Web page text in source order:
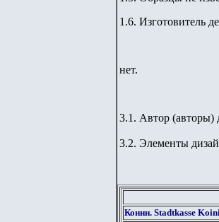
1.6. Изготовитель
нет.
3.1. Автор (авторы)
3.2. Элементы
Конин. Stadtkasse